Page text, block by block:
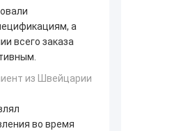
а
всего заказа
из Швейцарии
во время